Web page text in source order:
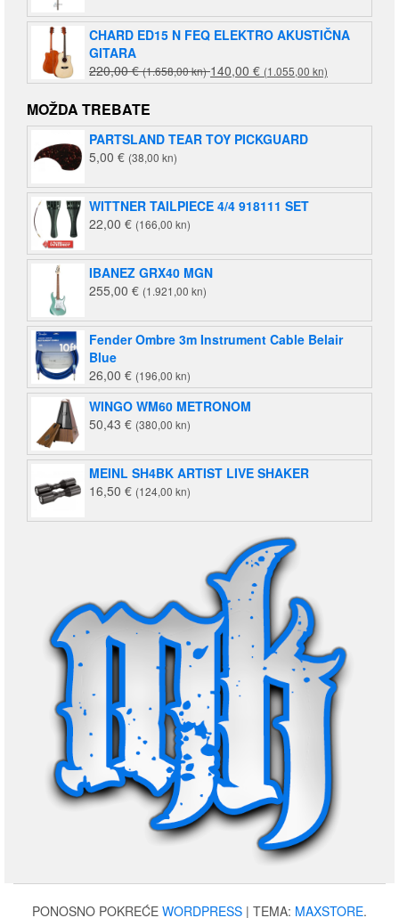
CHARD ED15 N FEQ ELEKTRO AKUSTIČNA
GITARA
220,00€ (1.658,00 kn)Izvorna
cijena
je:
220,00 €
140,00 € (1.055,00 kn)
cijena
140,00 €
MOŽDA TREBATE
PARTSLAND TEAR TOY PICKGUARD
5,00 € (38,00 kn)
WITTNER TAILPIECE 4/4 918111 SET
22,00 € (166,00 kn)
IBANEZ GRX40 MGN
255,00 € (1.921,00 kn)
Fender Ombre 3m Instrument Cable Belair
Blue
26,00 € (196,00 kn)
WINGO WM60 METRONOM
50,43 € (380,00 kn)
MEINL SH4BK ARTIST LIVE SHAKER
16,50 € (124,00 kn)
PONOSNO POKREĆE WORDPRESS | TEMA: MAXSTORE.